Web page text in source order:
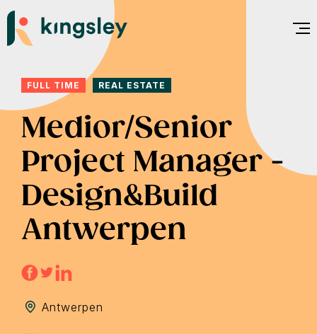
to
content
Medior/Senior
Project Manager -
Design&Build
Antwerpen
FULL TIME REAL ESTATE
Antwerpen